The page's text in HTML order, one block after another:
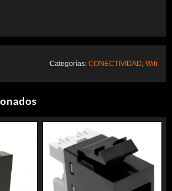
Categorías: CONECTIVIDAD Wifi